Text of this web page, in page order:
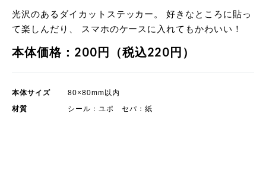
光沢のあるダイカットステッカー。 好きなところに貼っ
て楽しんだり、 スマホのケースに入れてもかわいい！
本体価格：200円（税込220円）
本体サイズ
80×80mm以内
材質
シール：ユポ セパ：紙